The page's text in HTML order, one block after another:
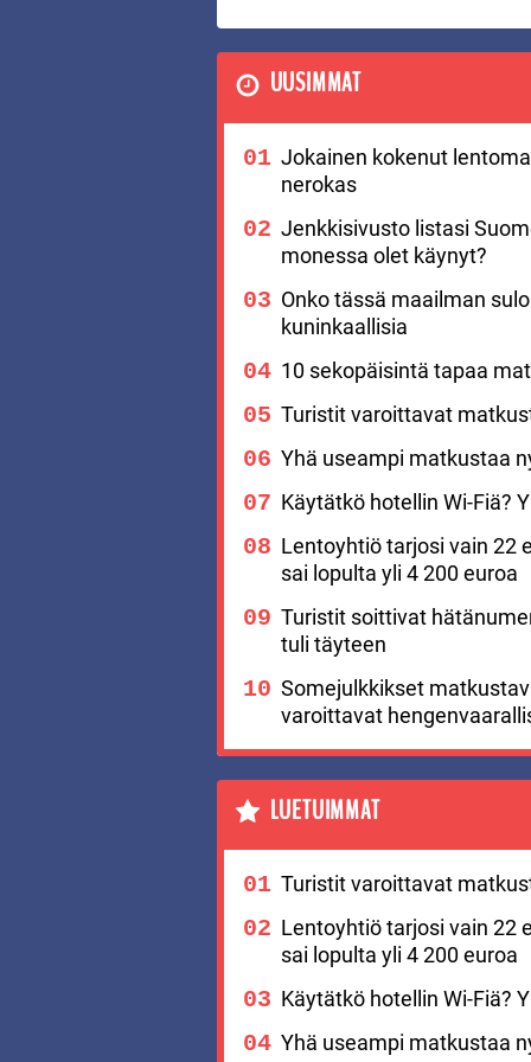
UUSIMMAT
Jokainen kokenut
nerokas
Jenkkisivusto listasi
monessa olet käynyt?
Onko tässä maailman
kuninkaallisia
10 sekopäisintä tapaa
Turistit varoittavat
Yhä useampi matkustaa
Käytätkö hotellin Wi-Fiä?
Lentoyhtiö tarjosi vain 22
sai lopulta yli 4 200 euroa
Turistit soittivat
tuli täyteen
Somejulkkikset
varoittavat
LUETUIMMAT
Turistit varoittavat
Lentoyhtiö tarjosi vain 22
sai lopulta yli 4 200 euroa
Käytätkö hotellin Wi-Fiä?
Yhä useampi matkustaa